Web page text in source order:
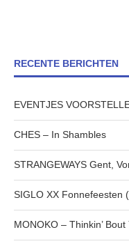
RECENTE BERICHTEN
EVENTJES
CHES – In Shambles
STRANGEWAYS Gent,
SIGLO XX Fonnefeesten
MONOKO – Thinkin’